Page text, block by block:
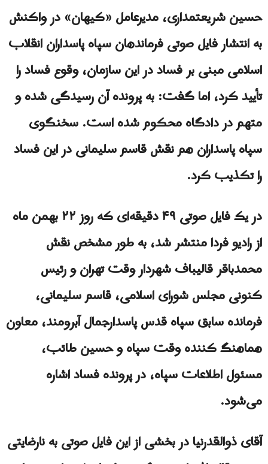
حسین شریعتمداری، مدیرعامل «کیهان» در واکنش
به انتشار فایل صوتی فرماندهان سپاه پاسداران انقلاب
اسلامی مبنی بر فساد در این سازمان، وقوع فساد را
تأیید کرد، اما گفت: به پرونده آن رسیدگی شده و
متهم در دادگاه محکوم شده است. سخنگوی
سپاه پاسداران هم نقش قاسم سلیمانی در این فساد
را تکذیب کرد.
در یک فایل صوتی ۴۹ دقیقه‌ای که روز ۲۲ بهمن ماه
از رادیو فردا منتشر شد، به طور مشخص نقش
محمدباقر قالیباف شهردار وقت تهران و رئیس
کنونی مجلس شورای اسلامی، قاسم سلیمانی،
فرمانده سابق سپاه قدس پاسدارجمال آبرومند، معاون
هماهنگ کننده وقت سپاه و حسین طائب،
مسئول اطلاعات سپاه، در پرونده فساد اشاره
می‌شود.
آقای ذوالقدرنیا در بخشی از این فایل صوتی به نارضایتی